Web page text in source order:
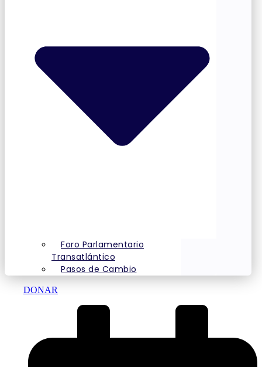
Foro Parlamentario
Transatlántico
Pasos de Cambio
DONAR